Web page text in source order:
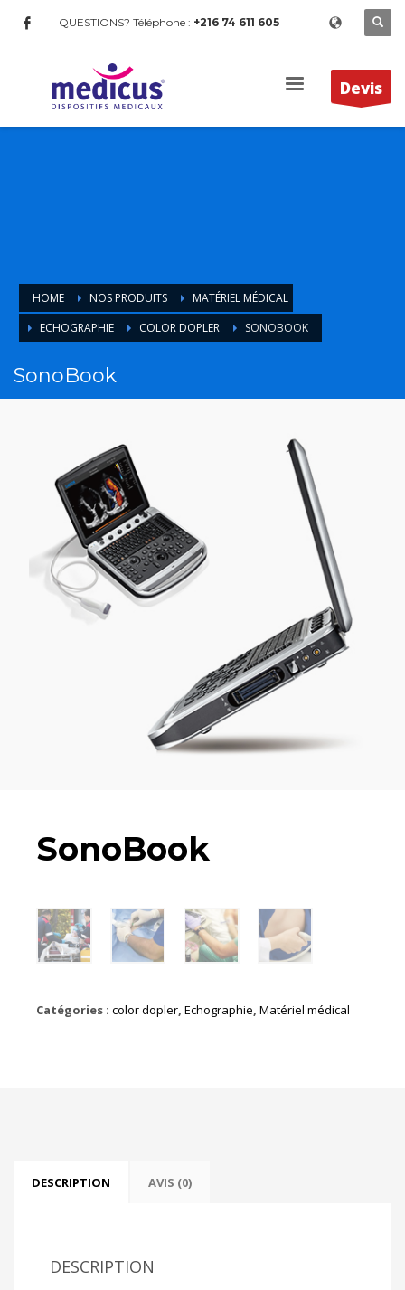
QUESTIONS? Téléphone : +216 74 611 605
Devis
HOME NOS PRODUITS
MATÉRIEL MÉDICAL
ECHOGRAPHIE
COLOR DOPLER SONOBOOK
SonoBook
SonoBook
Catégories : color dopler, Echographie, Matériel médical
DESCRIPTION AVIS (0)
DESCRIPTION